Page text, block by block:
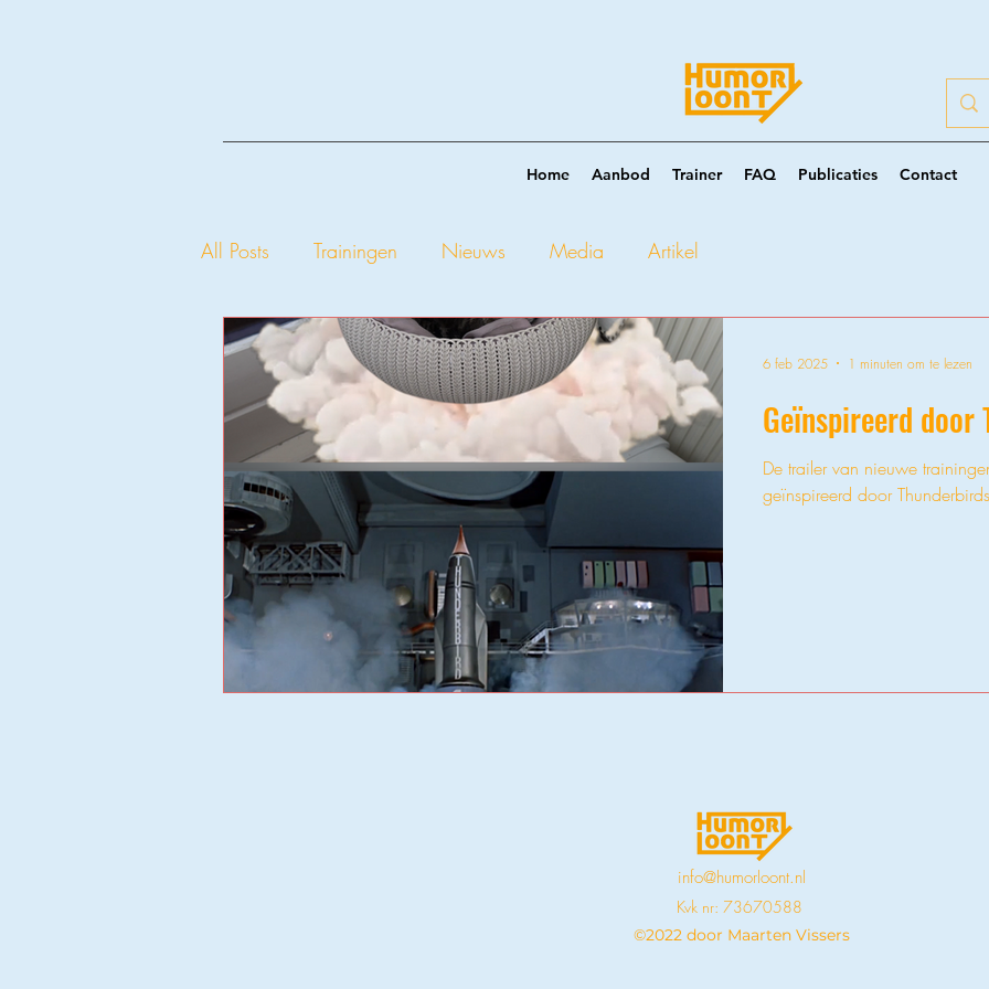
Home Aanbod Trainer FAQ Publicaties Contact
All Posts Trainingen Nieuws Media Artikel
Geïnspireerd door
De trailer van nieuwe
geïnspireerd door
6 feb 2025 1 minuten om te lezen
info@humorloont.nl
Kvk nr: 73670588
©2022 door Maarten Vissers